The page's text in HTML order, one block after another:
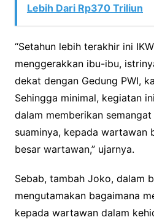
Lebih Dari Rp370 Triliun
“Setahun lebih terakhir ini
menggerakkan ibu-ibu,
dekat dengan Gedung PWI,
Sehingga minimal, kegiatan
dalam memberikan
suaminya, kepada wartawan
besar wartawan,” ujarnya.
Sebab, tambah Joko, dalam
mengutamakan bagaimana
kepada wartawan dalam